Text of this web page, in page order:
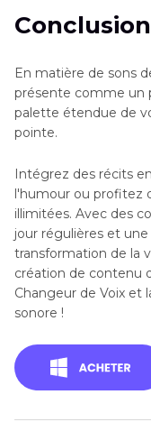
Conclusion
En matière de sons
présente comme un
palette étendue de
pointe.
Intégrez des récits
l'humour ou profitez
illimitées. Avec des
jour régulières et
transformation de la
création de contenu
Changeur de Voix et
sonore !